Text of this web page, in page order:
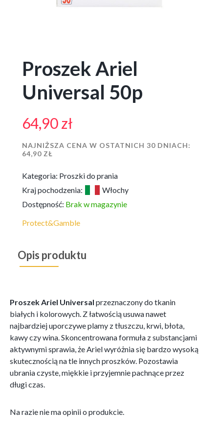
Proszek Ariel
Universal 50p
64,90zł
NAJNIŻSZA CENA W OSTATNICH 30 DNIACH:
64,90 ZŁ
Kategoria: Proszki do prania
Kraj pochodzenia:
Włochy
Dostępność: Brak w magazynie
Protect&Gamble
Opis produktu
Proszek Ariel Universal przeznaczony do tkanin
białych i kolorowych. Z łatwością usuwa nawet
najbardziej uporczywe plamy z tłuszczu, krwi, błota,
kawy czy wina. Skoncentrowana formuła z substancjami
aktywnymi sprawia, że Ariel wyróżnia się bardzo wysoką
skutecznością na tle innych proszków. Pozostawia
ubrania czyste, miękkie i przyjemnie pachnące przez
długi czas.
Na razie nie ma opinii o produkcie.